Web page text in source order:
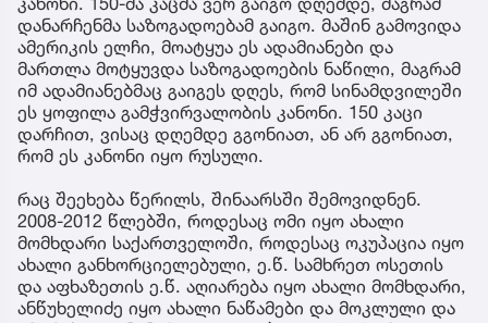
დანარჩენმა საზოგადოებამ გაიგო. მაშინ გამოვიდა
ამერიკის ელჩი, მოატყუა ეს ადამიანები და
მართლა მოტყუვდა საზოგადოების ნაწილი, მაგრამ
იმ ადამიანებმაც გაიგეს დღეს, რომ სინამდვილეში
ეს ყოფილა გამჭვირვალობის კანონი. 150 კაცი
დარჩით, ვისაც დღემდე გგონიათ, ან არ გგონიათ,
რომ ეს კანონი იყო რუსული.
რაც შეეხება წერილს, შინაარსში შემოვიდნენ.
2008-2012 წლებში, როდესაც ომი იყო ახალი
მომხდარი საქართველოში, როდესაც ოკუპაცია იყო
ახალი განხორციელებული, ე.წ. სამხრეთ ოსეთის
და აფხაზეთის ე.წ. აღიარება იყო ახალი მომხდარი,
ანწუხელიძე იყო ახალი ნაწამები და მოკლული და